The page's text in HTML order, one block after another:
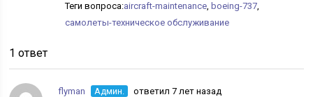
Теги вопроса:aircraft-maintenance, boeing-737,
самолеты-техническое обслуживание
1 ответ
flyman Админ. ответил 7 лет назад